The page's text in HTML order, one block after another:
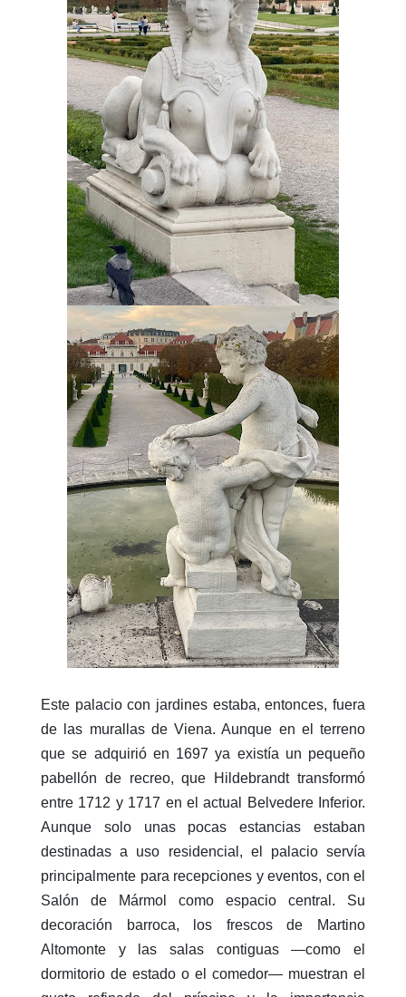
Este palacio con jardines estaba, entonces, fuera
de las murallas de Viena. Aunque en el terreno
que se adquirió en 1697 ya existía un pequeño
pabellón de recreo, que Hildebrandt transformó
entre 1712 y 1717 en el actual Belvedere Inferior.
Aunque solo unas pocas estancias estaban
destinadas a uso residencial, el palacio servía
principalmente para recepciones y eventos, con el
Salón de Mármol como espacio central. Su
decoración barroca, los frescos de Martino
Altomonte y las salas contiguas —como el
dormitorio de estado o el comedor— muestran el